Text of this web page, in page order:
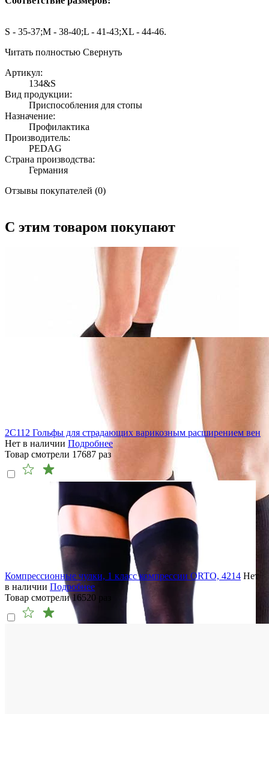
S - 35-37;M - 38-40;L - 41-43;XL - 44-46.
Читать полностью Свернуть
Артикул:
134&S
Вид продукции:
Приспособления для стопы
Назначение:
Профилактика
Производитель:
PEDAG
Страна производства:
Германия
Отзывы покупателей (0)
С этим товаром покупают
2C112 Гольфы для страдающих варикозным расширением вен
Нет в наличии Подробнее
Товар смотрели 17687 раз
Компрессионные чулки, 1 класс компрессии ORTO, 4214 Нет
в наличии Подробнее
Товар смотрели16520